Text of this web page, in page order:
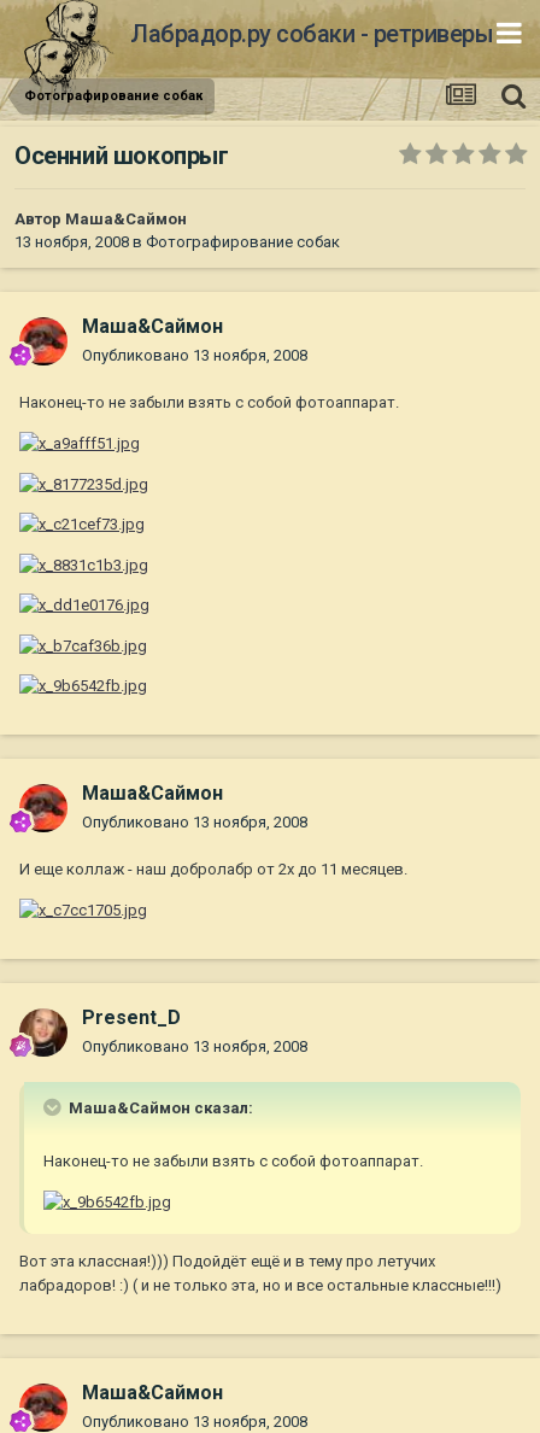
Лабрадор.ру собаки - ретриверы
Фотографирование собак
Осенний шокопрыг
Автор Маша&Саймон
13 ноября, 2008 в Фотографирование собак
Маша&Саймон
Опубликовано 13 ноября, 2008
Наконец-то не забыли взять с собой фотоаппарат.
Маша&Саймон
Опубликовано 13 ноября, 2008
И еще коллаж - наш добролабр от 2х до 11 месяцев.
Present_D
Опубликовано 13 ноября, 2008
Маша&Саймон сказал:
Наконец-то не забыли взять с собой фотоаппарат.
Вот эта классная!))) Подойдёт ещё и в тему про летучих
лабрадоров! :) ( и не только эта, но и все остальные классные!!!)
Маша&Саймон
Опубликовано 13 ноября, 2008